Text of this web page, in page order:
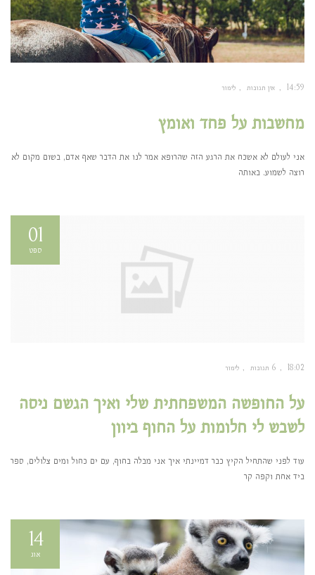
14:59 אין תגובות לימור
מחשבות על פחד ואומץ
אני לעולם לא אשכח את הרגע הזה שהרופא אמר לנו את הדבר שאף אדם, בשום מקום לא
רוצה לשמוע. באותה
01
ספט
18:02 6 תגובות לימור
על החופשה המשפחתית שלי ואיך הגשם ניסה
לשבש לי חלומות על החוף ביוון
עוד לפני שהתחיל הקיץ כבר דמיינתי איך אני מבלה בחוף, עם ים כחול ומים צלולים, ספר
ביד אחת וקפה קר
14
אוג